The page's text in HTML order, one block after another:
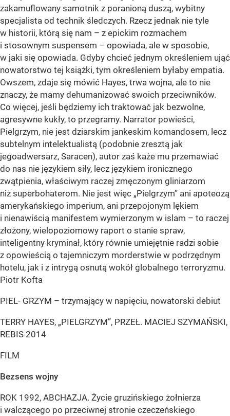
zakamuflowany samotnik z poranioną duszą, wybitny
specjalista od technik śledczych. Rzecz jednak nie tyle
w historii, którą się nam – z epickim rozmachem
i stosownym suspensem – opowiada, ale w sposobie,
w jaki się opowiada. Gdyby chcieć jednym określeniem ująć
nowatorstwo tej książki, tym określeniem byłaby empatia.
Owszem, zdaje się mówić Hayes, trwa wojna, ale to nie
znaczy, że mamy dehumanizować swoich przeciwników.
Co więcej, jeśli będziemy ich traktować jak bezwolne,
agresywne kukły, to przegramy. Narrator powieści,
Pielgrzym, nie jest dziarskim jankeskim komandosem, lecz
subtelnym intelektualistą (podobnie zresztą jak
jegoadwersarz, Saracen), autor zaś każe mu przemawiać
do nas nie językiem siły, lecz językiem ironicznego
zwątpienia, właściwym raczej zmęczonym gliniarzom
niż superbohaterom. Nie jest więc „Pielgrzym” ani apoteozą
amerykańskiego imperium, ani przepojonym lękiem
i nienawiścią manifestem wymierzonym w islam – to raczej
złożony, wielopoziomowy raport o stanie spraw,
inteligentny kryminał, który równie umiejętnie radzi sobie
z opowieścią o tajemniczym morderstwie w podrzędnym
hotelu, jak i z intrygą osnutą wokół globalnego terroryzmu.
Piotr Kofta
PIEL- GRZYM – trzymający w napięciu, nowatorski debiut
TERRY HAYES, „PIELGRZYM”, PRZEŁ. MACIEJ SZYMAŃSKI,
REBIS 2014
FILM
Bezsens wojny
ROK 1992, ABCHAZJA. Życie gruzińskiego żołnierza
i walczącego po przeciwnej stronie czeczeńskiego